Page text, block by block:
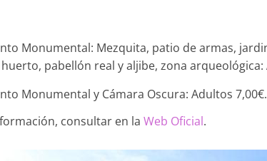
Monumental: Mezquita, patio de armas,
pabellón real y aljibe, zona arqueológica:
Monumental y Cámara Oscura: Adultos 7,00€.
consultar en la Web Oficial.